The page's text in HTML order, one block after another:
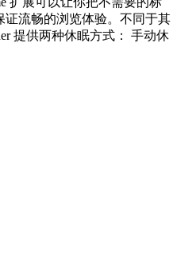
流畅的浏览体验。不同于其
提供两种休眠方式： 手动休